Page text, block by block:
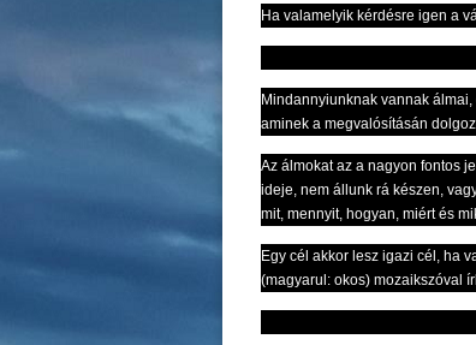
Ha valamelyik kérdésre igen a
Mindannyiunknak vannak
aminek a megvalósításán
Az álmokat az a nagyon fontos
ideje, nem állunk rá készen,
mit, mennyit, hogyan, miért és
Egy cél akkor lesz igazi cél, ha
(magyarul: okos) mozaikszóval